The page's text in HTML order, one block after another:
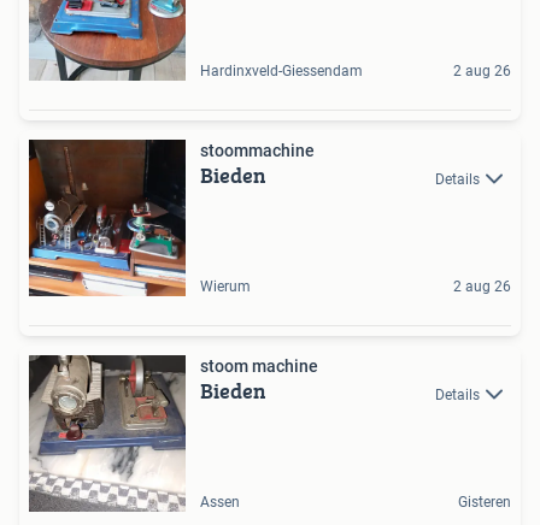
Hardinxveld-Giessendam 2 aug 26
stoommachine
Bieden Details
Wierum 2 aug 26
stoom machine
Bieden Details
Assen Gisteren